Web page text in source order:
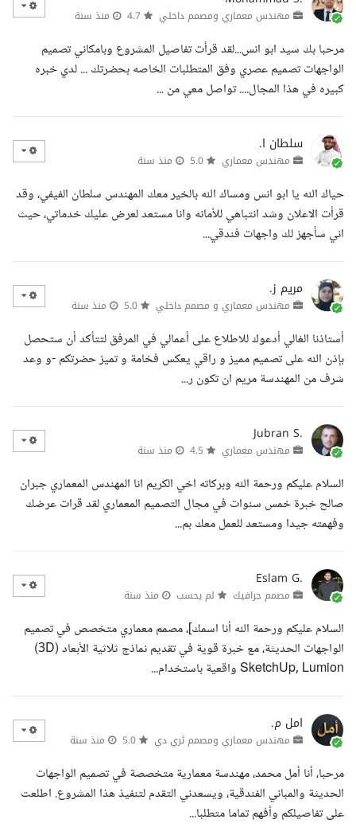
مهندس معماري ومصمم داخلي منذ سنة
مرحبا بك سيد ابو انس...لقد قرأت تفاصيل المشروع وبامكاني تصميم
الواجهات تصميم عصري وفق المتطلبات الخاصه بحضرتك ... لدي خبره
كبيره في هذا المجال.... تواصل معي من ...
سلطان ا.
مهندس معماري منذ سنة
حياك الله يا ابو انس ومساك الله بالخير معك المهندس سلطان الفيفي، وقد
قرأت الاعلان وشد انتباهي للأمانه وانا مستعد لعرض عليك خدماتي، حيث
اني سأجهز لك واجهات فندقي...
مريم ز.
مهندس معماري و مصمم داخلي منذ سنة
أستاذنا الغالي أدعوك للاطلاع على أعمالي في المرفق لتتأكد أن ستحصل
بإذن الله على تصميم مميز و راقي يعكس فخامة و تميز حضرتكم -و وعد
شرف من المهندسة مريم ان تكون ر...
Jubran S.
مهندس معماري منذ سنة
السلام عليكم ورحمة الله وبركاته اخي الكريم انا المهندس المعماري جبران
صالح خبرة خمس سنوات في مجال التصميم المعماري لقد قرات عرضك
وفهمته جيدا ومستعد للعمل معك بم...
Eslam G.
مصمم جرافيك لم يحسب منذ سنة
السلام عليكم ورحمة الله أنا اسمك]، مصمم معماري متخصص في تصميم
الواجهات الحديثة، مع خبرة قوية في تقديم نماذج ثلاثية الأبعاد (3D)
SketchUp, Lumion واقعية باستخدام...
امل م.
مهندس معماري ومصمم ثري دي منذ سنة
مرحبا، أنا أمل محمد، مهندسة معمارية متخصصة في تصميم الواجهات
الحديثة والمباني الفندقية، ويسعدني التقدم لتنفيذ هذا المشروع. اطلعت
على تفاصيلكم وأفهم تماما متطلبا...